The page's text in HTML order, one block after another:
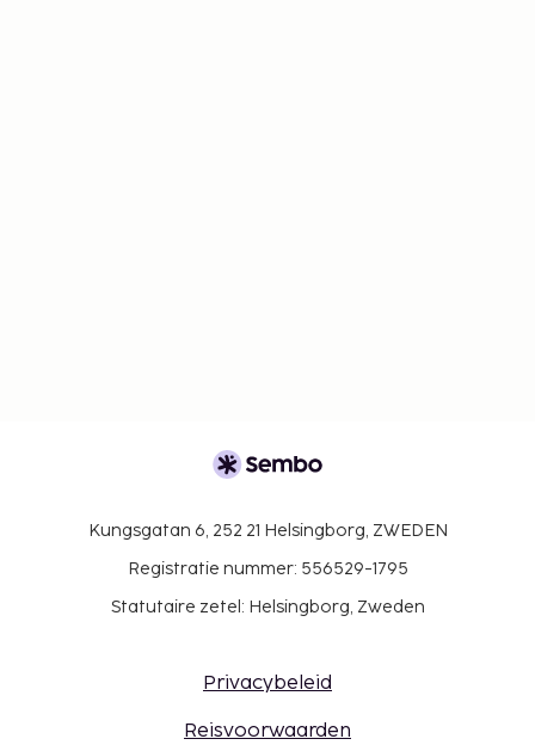
Kungsgatan 6, 252 21 Helsingborg, ZWEDEN
Registratie nummer: 556529-1795
Statutaire zetel: Helsingborg, Zweden
Privacybeleid
Reisvoorwaarden